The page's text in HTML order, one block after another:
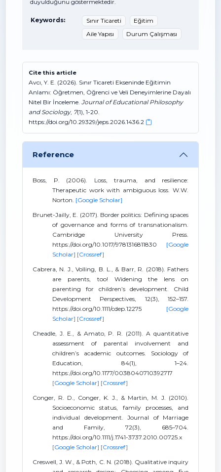
duyulduğunu göstermektedir.
Keywords: Sınır Ticareti
Eğitim
Aile Yapısı
Durum Çalışması
Cite this article
Avcı, Y. E. (2026). Sınır Ticareti Ekseninde Eğitimin
Anlamı: Öğretmen, Öğrenci ve Veli Deneyimlerine Dayalı
Nitel Bir İnceleme. Journal of Educational Philosophy
and Sociology, 7(1), 1-20.
https://doi.org/10.29329/jeps.2026.1436.2
Reference
Boss, P. (2006). Loss, trauma, and resilience:
Therapeutic work with ambiguous loss. W.W.
Norton. [Google Scholar]
Brunet-Jailly, E. (2017). Border politics: Defining spaces
of governance and forms of transnationalism.
Cambridge University Press.
https://doi.org/10.1017/9781316811830 [Google
Scholar] [Crossref]
Cabrera, N. J., Volling, B. L., & Barr, R. (2018). Fathers
are parents, too! Widening the lens on
parenting for children’s development. Child
Development Perspectives, 12(3), 152–157.
https://doi.org/10.1111/cdep.12275 [Google
Scholar] [Crossref]
Cheadle, J. E., & Amato, P. R. (2011). A quantitative
assessment of parental involvement and
children’s academic outcomes. Sociology of
Education, 84(1), 1–24.
https://doi.org/10.1177/0038040710392717
[Google Scholar] [Crossref]
Conger, R. D., Conger, K. J., & Martin, M. J. (2010).
Socioeconomic status, family processes, and
individual development. Journal of Marriage
and Family, 72(3), 685–704.
https://doi.org/10.1111/j.1741-3737.2010.00725.x
[Google Scholar] [Crossref]
Creswell, J. W., & Poth, C. N. (2018). Qualitative inquiry